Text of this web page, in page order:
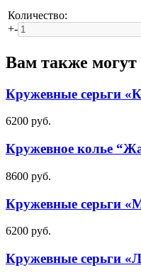
Количество:
+-
Вам также могут
Кружевные серьги
6200 руб.
Кружевное колье
8600 руб.
Кружевные серьги
6200 руб.
Кружевные серьги